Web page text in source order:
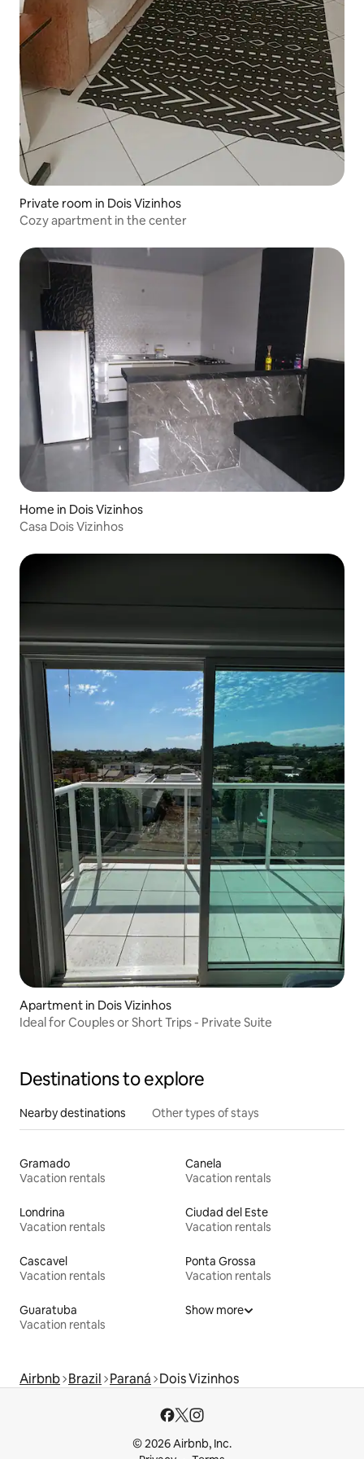
Private room in Dois Vizinhos
Cozy apartment in the center
Home in Dois Vizinhos
Casa Dois Vizinhos
Apartment in Dois Vizinhos
Ideal for Couples or Short Trips - Private Suite
Destinations to explore
Nearby destinations Other types of stays
Gramado
Vacation rentals
Canela
Vacation rentals
Londrina
Vacation rentals
Ciudad del Este
Vacation rentals
Cascavel
Vacation rentals
Ponta Grossa
Vacation rentals
Guaratuba
Vacation rentals
Show more
Airbnb Brazil Paraná Dois Vizinhos
© 2026 Airbnb, Inc.